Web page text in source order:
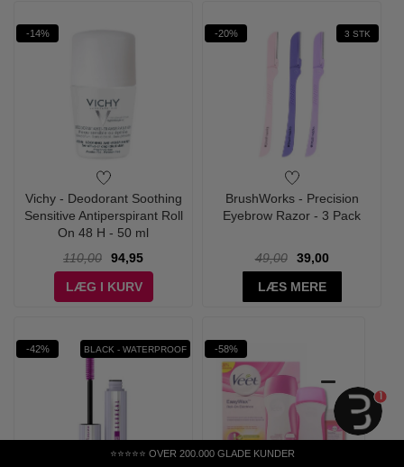
⭐⭐⭐⭐⭐ OVER 200.000 GLADE KUNDER
-14%
Vichy - Deodorant Soothing
Sensitive Antiperspirant Roll
On 48 H - 50 ml
110,00
94,95
LÆG I KURV
-20% 3 STK
BrushWorks - Precision
Eyebrow Razor - 3 Pack
49,00
39,00
LÆS MERE
-42% BLACK - WATERPROOF -58%
1